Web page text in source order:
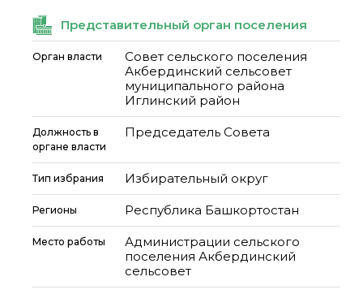
Представительный орган поселения
Орган власти
Совет сельского поселения
Акбердинский сельсовет
муниципального района
Иглинский район
Должность в
органе власти
Председатель Совета
Тип избрания Избирательный округ
Регионы Республика Башкортостан
Место работы
Администрации сельского
поселения Акбердинский
сельсовет